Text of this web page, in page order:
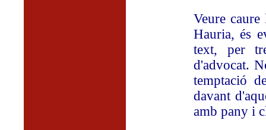
Veure
Hauria, és
text, per
d'advocat.
temptació
davant
amb pany i